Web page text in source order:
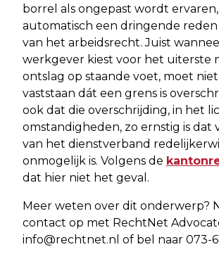
borrel als ongepast wordt
automatisch een dringende reden
van het arbeidsrecht. Juist
werkgever kiest voor het uiterste
ontslag op staande voet, moet
vaststaan dát een grens is
ook dat die overschrijding, in het
omstandigheden, zo ernstig is dat
van het dienstverband
onmogelijk is. Volgens de
dat hier niet het geval.
Meer weten over dit onderwerp?
contact op met RechtNet
info@rechtnet.nl of bel naar 073-